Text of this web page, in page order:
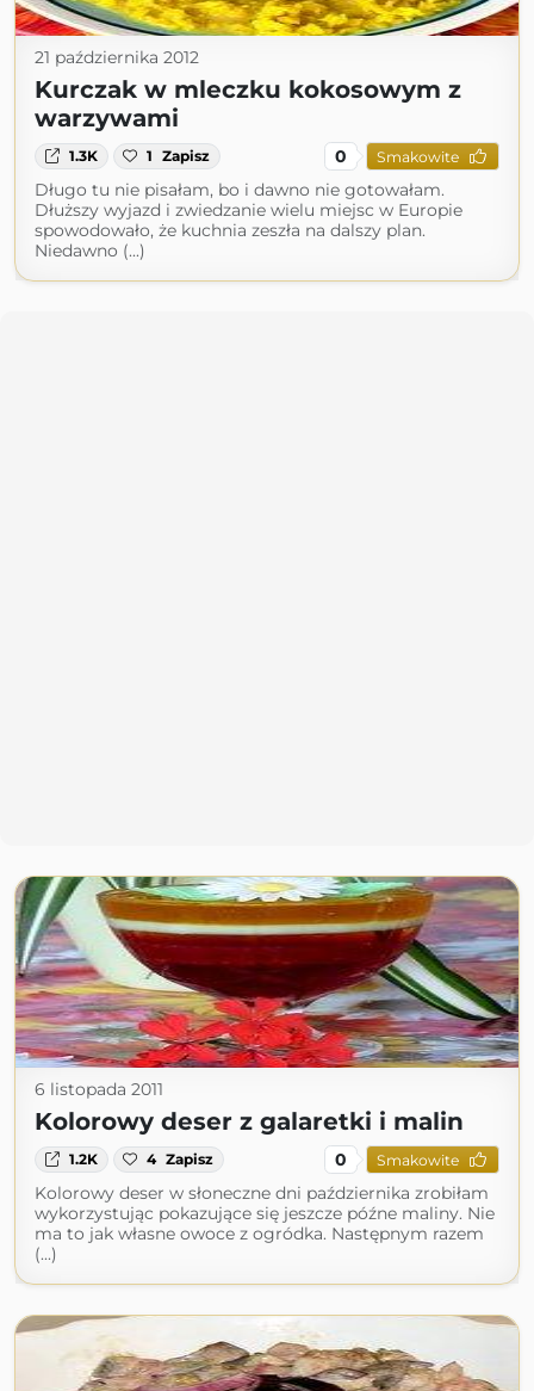
21 października 2012
Kurczak w mleczku kokosowym z
warzywami
1.3K 1 Zapisz 0 Smakowite
Długo tu nie pisałam, bo i dawno nie gotowałam.
Dłuższy wyjazd i zwiedzanie wielu miejsc w Europie
spowodowało, że kuchnia zeszła na dalszy plan.
Niedawno (...)
6 listopada 2011
Kolorowy deser z galaretki i malin
1.2K 4 Zapisz 0 Smakowite
Kolorowy deser w słoneczne dni października zrobiłam
wykorzystując pokazujące się jeszcze późne maliny. Nie
ma to jak własne owoce z ogródka. Następnym razem
(...)